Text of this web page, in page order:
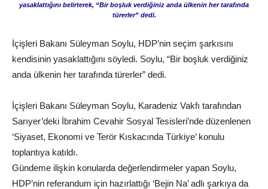
yasaklattığını belirterek, “Bir boşluk verdiğiniz anda ülkenin her tarafında
türerler” dedi.
İçişleri Bakanı Süleyman Soylu, HDP’nin seçim şarkısını
kendisinin yasaklattığını söyledi. Soylu, “Bir boşluk verdiğiniz
anda ülkenin her tarafında türerler” dedi.
İçişleri Bakanı Süleyman Soylu, Karadeniz Vakfı tarafından
Sarıyer’deki İbrahim Cevahir Sosyal Tesisleri’nde düzenlenen
‘Siyaset, Ekonomi ve Terör Kıskacında Türkiye’ konulu
toplantıya katıldı.
Gündeme ilişkin konularda değerlendirmeler yapan Soylu,
HDP’nin referandum için hazırlattığı ‘Bejin Na’ adlı şarkıya da